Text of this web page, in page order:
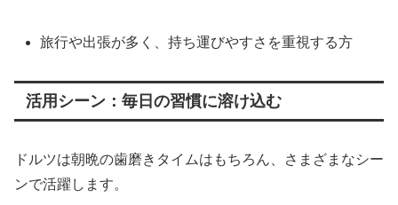
旅行や出張が多く、持ち運びやすさを重視する方
活用シーン：毎日の習慣に溶け込む
ドルツは朝晩の歯磨きタイムはもちろん、さまざまなシー
ンで活躍します。